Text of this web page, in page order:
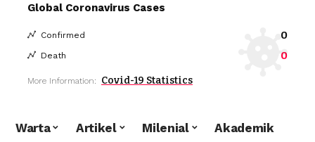
Global Coronavirus Cases
Confirmed 0
Death 0
More Information: Covid-19 Statistics
Warta Artikel Milenial Akademik